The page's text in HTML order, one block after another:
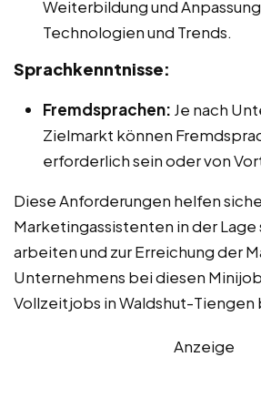
Weiterbildung und
Technologien und Trends.
Sprachkenntnisse:
Fremdsprachen: Je nach
Zielmarkt können
erforderlich sein oder von
Diese Anforderungen helfen
Marketingassistenten in der
arbeiten und zur Erreichung der
Unternehmens bei diesen
Vollzeitjobs in Waldshut-Tiengen
Anzeige